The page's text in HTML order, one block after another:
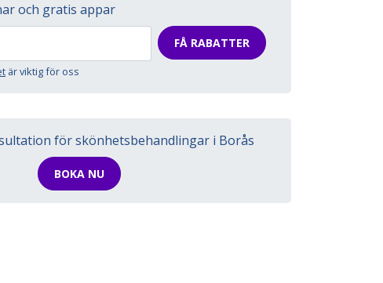
och gratis appar
FÅ RABATTER
är viktig för oss
för skönhetsbehandlingar i Borås
BOKA NU